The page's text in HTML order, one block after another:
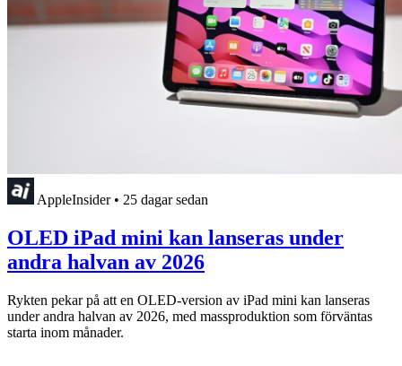
AppleInsider • 25 dagar sedan
OLED iPad mini kan lanseras under
andra halvan av 2026
Rykten pekar på att en OLED-version av iPad mini kan lanseras
under andra halvan av 2026, med massproduktion som förväntas
starta inom månader.